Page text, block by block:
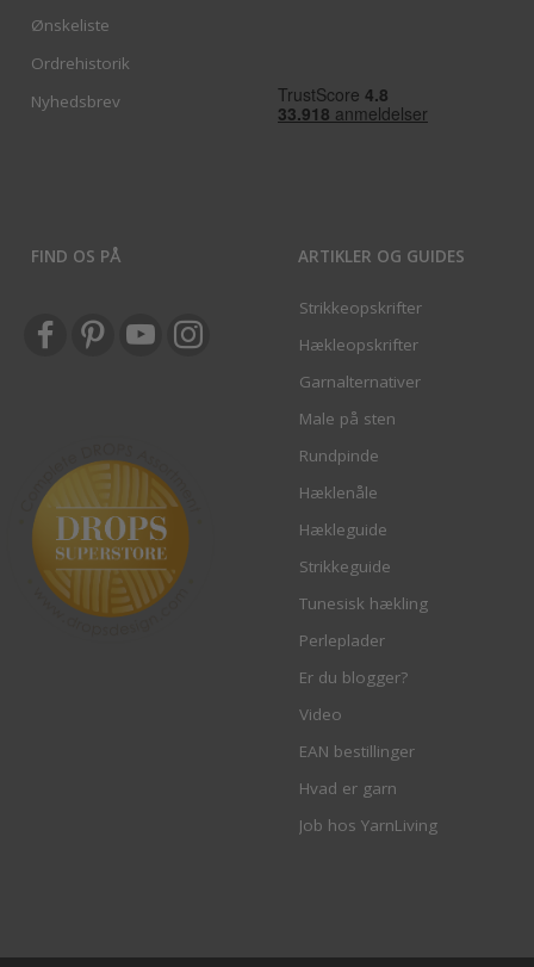
Ønskeliste
Ordrehistorik
Nyhedsbrev
FIND OS PÅ ARTIKLER OG GUIDES
Strikkeopskrifter
Hækleopskrifter
Garnalternativer
Male på sten
Rundpinde
Hæklenåle
Hækleguide
Strikkeguide
Tunesisk hækling
Perleplader
Er du blogger?
Video
EAN bestillinger
Hvad er garn
Job hos YarnLiving